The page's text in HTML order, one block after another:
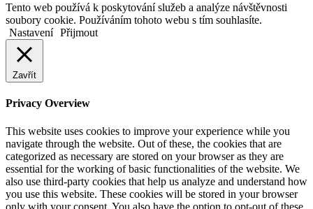
Back
to
top
button
Tento web používá k poskytování služeb a analýze návštěvnosti
soubory cookie. Používáním tohoto webu s tím souhlasíte.
Nastavení Přijmout
Zavřít
Privacy Overview
This website uses cookies to improve your experience while you
navigate through the website. Out of these, the cookies that are
categorized as necessary are stored on your browser as they are
essential for the working of basic functionalities of the website. We
also use third-party cookies that help us analyze and understand how
you use this website. These cookies will be stored in your browser
only with your consent. You also have the option to opt-out of these